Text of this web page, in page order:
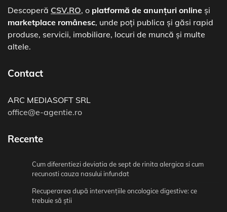
Descoperă CSV.RO, o platformă de anunțuri online și
marketplace românesc, unde poți publica și găsi rapid
produse, servicii, imobiliare, locuri de muncă și multe
altele.
Contact
ARC MEDIASOFT SRL
office@e-agentie.ro
Recente
Cum diferentiezi deviatia de sept de rinita alergica si cum
recunosti cauza nasului infundat
Recuperarea după intervențiile oncologice digestive: ce
trebuie să știi